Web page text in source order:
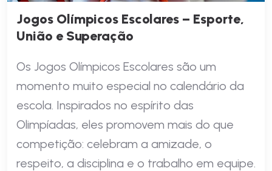
Jogos Olímpicos Escolares – Esporte,
União e Superação
Os Jogos Olímpicos Escolares são um
momento muito especial no calendário da
escola. Inspirados no espírito das
Olimpíadas, eles promovem mais do que
competição: celebram a amizade, o
respeito, a disciplina e o trabalho em equipe.